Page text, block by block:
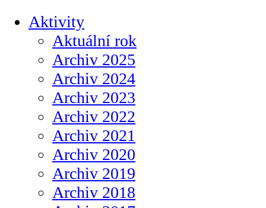
Aktivity
Aktuální rok
Archiv 2025
Archiv 2024
Archiv 2023
Archiv 2022
Archiv 2021
Archiv 2020
Archiv 2019
Archiv 2018